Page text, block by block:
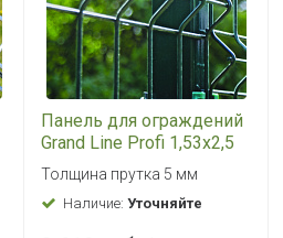
Панель для ограждений
Grand Line Profi 1,53x2,5
RAL 6005 (зеленый)
Толщина прутка 5 мм
Наличие:Уточняйте